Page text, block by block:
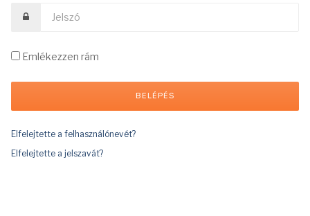
Emlékezzen rám
Elfelejtette a felhasználónevét?
Elfelejtette a jelszavát?